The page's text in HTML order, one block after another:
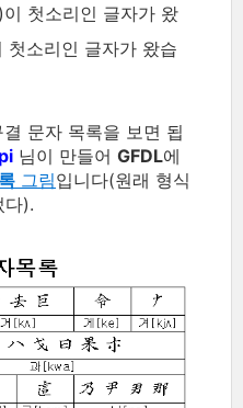
첫소리인 글자가 왔
첫소리인 글자가 왔습
문자 목록을 보면 됩
님이 만들어 GFDL에
그림입니다(원래 형식
다).